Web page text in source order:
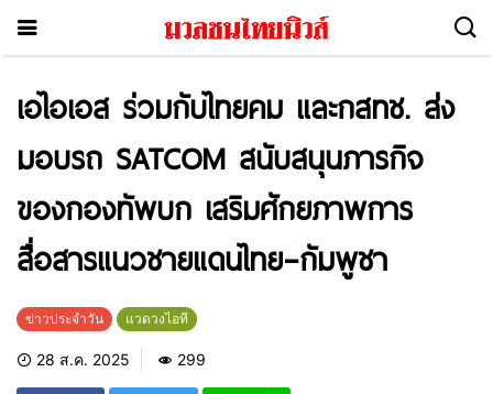
เอไอเอส ร่วมกับไทยคม และกสทช. ส่ง
มอบรถ SATCOM สนับสนุนภารกิจ
ของกองทัพบก เสริมศักยภาพการ
สื่อสารแนวชายแดนไทย–กัมพูชา
ข่าวประจำวัน แวดวงไอที
28 ส.ค. 2025 299